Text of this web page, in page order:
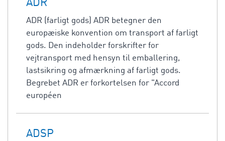
ADR
ADR (farligt gods) ADR betegner den
europæiske konvention om transport af farligt
gods. Den indeholder forskrifter for
vejtransport med hensyn til emballering,
lastsikring og afmærkning af farligt gods.
Begrebet ADR er forkortelsen for "Accord
européen
ADSP